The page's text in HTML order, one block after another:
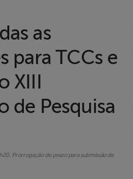
as
para TCCs e
XIII
de Pesquisa
Prorrogação de prazo para submissão de